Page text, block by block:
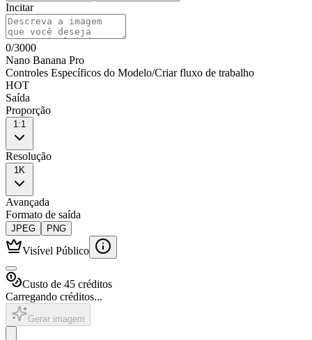
Incitar
0/3000
Nano Banana Pro
Controles Específicos do Modelo/Criar fluxo de trabalho
HOT
Saída
Proporção
1:1
Resolução
1K
Avançada
Formato de saída
JPEG PNG
Visível Público
Custo de 45 créditos
Carregando créditos...
Gerar imagem